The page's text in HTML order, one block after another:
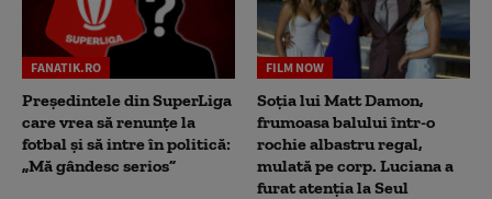
FANATIK.RO
Președintele din SuperLiga
care vrea să renunțe la
fotbal și să intre în politică:
„Mă gândesc serios”
FILM NOW
Soția lui Matt Damon,
frumoasa balului într-o
rochie albastru regal,
mulată pe corp. Luciana a
furat atenția la Seul